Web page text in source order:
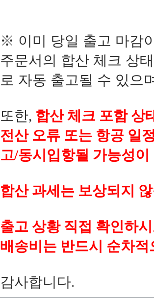
※이미당일출고마감
주문서의 합산체크상
로자동출고될수있으
또한, 합산체크포함상
전산오류또는항공일
고/동시입항될가능성
합산과세는보상되지않
출고상황직접확인하
배송비는반드시순차
감사합니다.